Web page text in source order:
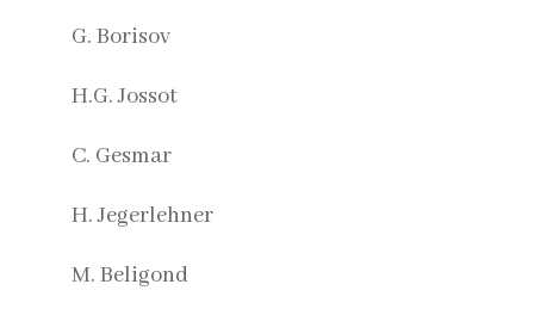
G. Borisov
H.G. Jossot
C. Gesmar
H. Jegerlehner
M. Beligond